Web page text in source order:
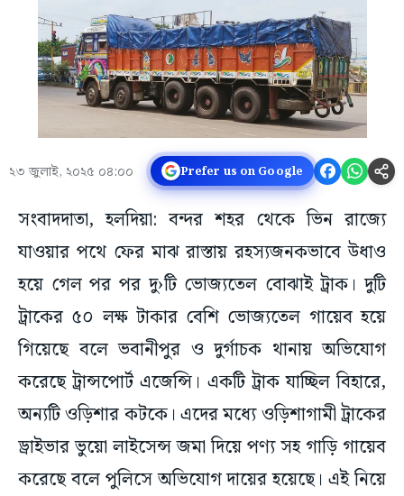
২৩ জুলাই, ২০২৫ ০৪:০০ Prefer us on Google
সংবাদদাতা, হলদিয়া: বন্দর শহর থেকে ভিন রাজ্যে
যাওয়ার পথে ফের মাঝ রাস্তায় রহস্যজনকভাবে উধাও
হয়ে গেল পর পর দু›টি ভোজ্যতেল বোঝাই ট্রাক। দুটি
ট্রাকের ৫০ লক্ষ টাকার বেশি ভোজ্যতেল গায়েব হয়ে
গিয়েছে বলে ভবানীপুর ও দুর্গাচক থানায় অভিযোগ
করেছে ট্রান্সপোর্ট এজেন্সি। একটি ট্রাক যাচ্ছিল বিহারে,
অন্যটি ওড়িশার কটকে। এদের মধ্যে ওড়িশাগামী ট্রাকের
ড্রাইভার ভুয়ো লাইসেন্স জমা দিয়ে পণ্য সহ গাড়ি গায়েব
করেছে বলে পুলিসে অভিযোগ দায়ের হয়েছে। এই নিয়ে